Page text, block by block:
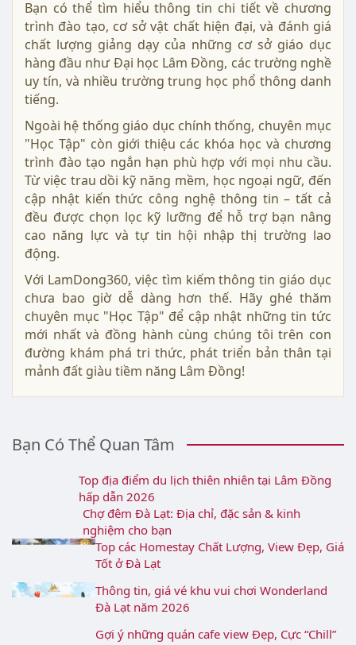
Chào mừng bạn đến với chuyên mục "Học Tập"
trên LamDong360 – nơi hội tụ đầy đủ thông tin về
hệ thống giáo dục tại tỉnh Lâm Đồng, đáp ứng nhu
cầu học tập và phát triển tri thức cho học sinh,
sinh viên, cũng như những ai đang tìm kiếm cơ hội
nâng cao kỹ năng và kiến thức.
Tại đây, chúng tôi mang đến cái nhìn toàn diện về
các trường đại học, cao đẳng, trung cấp, trung học
phổ thông, giáo dục thường xuyên trên địa bàn.
Bạn có thể tìm hiểu thông tin chi tiết về chương
trình đào tạo, cơ sở vật chất hiện đại, và đánh giá
chất lượng giảng dạy của những cơ sở giáo dục
hàng đầu như Đại học Lâm Đồng, các trường nghề
uy tín, và nhiều trường trung học phổ thông danh
tiếng.
Ngoài hệ thống giáo dục chính thống, chuyên mục
"Học Tập" còn giới thiệu các khóa học và chương
trình đào tạo ngắn hạn phù hợp với mọi nhu cầu.
Từ việc trau dồi kỹ năng mềm, học ngoại ngữ, đến
cập nhật kiến thức công nghệ thông tin – tất cả
Với LamDong360, việc tìm kiếm thông tin giáo dục
chưa bao giờ dễ dàng hơn thế. Hãy ghé thăm
chuyên mục "Học Tập" để cập nhật những tin tức
mới nhất và đồng hành cùng chúng tôi trên con
đường khám phá tri thức, phát triển bản thân tại
mảnh đất giàu tiềm năng Lâm Đồng!
Bạn Có Thể Quan Tâm